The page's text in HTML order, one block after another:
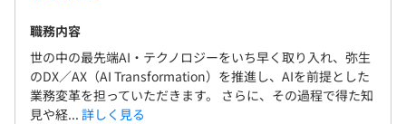
職務内容
世の中の最先端AI・テクノロジーをいち早く取り入れ、弥生
のDX／AX（AI Transformation）を推進し、AIを前提とした
業務変革を担っていただきます。 さらに、その過程で得た知
見や経... 詳しく見る